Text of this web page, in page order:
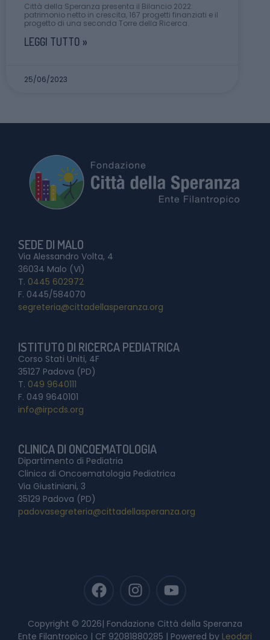
Città della Speranza presenta il Bilancio 2022:
patrimonio netto in crescita, 167 progetti finanziati e il
progetto di una seconda Torre della Ricerca.
LEGGI TUTTO »
25/06/2023
SEDE DI MALO
Via Alessandro Volta, 4
36034 Malo (VI)
T. 0445 602972
F. 0445/584070
segreteria@cittadellasperanza.org
ISTITUTO DI RICERCA PEDIATRICA
Corso Stati Uniti, 4F
35127 Padova (PD)
T. 049 9640111
F. 049 9640101
info@irpcds.org
CLINICA DI ONCOEMATOLOGIA
Dipartimento di Pediatria
Clinica di Oncoematologia Pediatrica
Via Giustiniani, 3
35129 Padova (PD)
padovasegreteria@cittadellasperanza.org
Copyright © 2026| Fondazione Città della Speranza
Ente Filantropico | CF 92081880285 | Powered by Leodari